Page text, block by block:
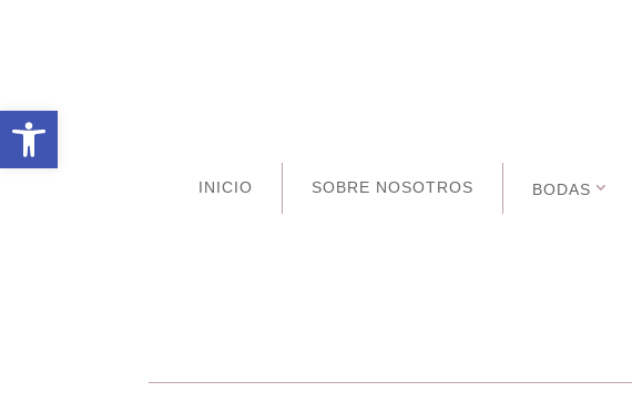
Abrir barra de herramientas
INICIO SOBRE NOSOTROS BODAS